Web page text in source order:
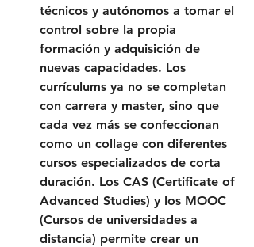
técnicos y autónomos a tomar el
control sobre la propia
formación y adquisición de
nuevas capacidades. Los
currículums ya no se completan
con carrera y master, sino que
cada vez más se confeccionan
como un collage con diferentes
cursos especializados de corta
duración. Los CAS (Certificate of
Advanced Studies) y los MOOC
(Cursos de universidades a
distancia) permite crear un